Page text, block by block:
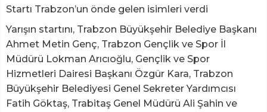
Startı Trabzon’un önde gelen isimleri verdi
Yarışın startını, Trabzon Büyükşehir Belediye Başkanı
Ahmet Metin Genç, Trabzon Gençlik ve Spor İl
Müdürü Lokman Arıcıoğlu, Gençlik ve Spor
Hizmetleri Dairesi Başkanı Özgür Kara, Trabzon
Büyükşehir Belediyesi Genel Sekreter Yardımcısı
Fatih Göktaş, Trabitaş Genel Müdürü Ali Şahin ve